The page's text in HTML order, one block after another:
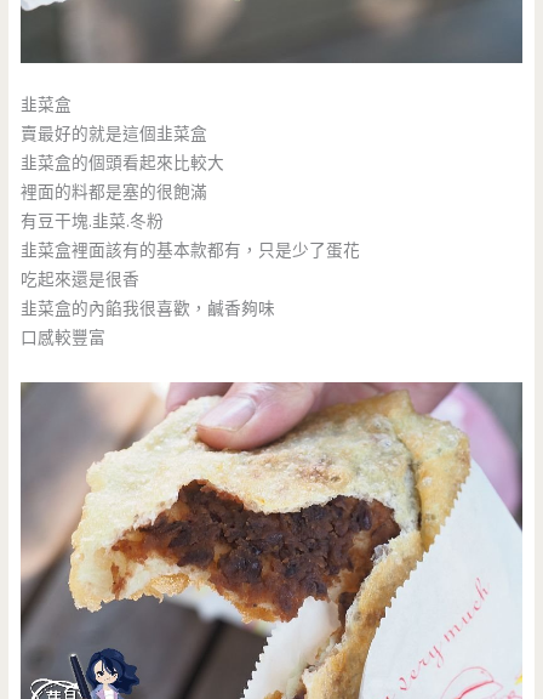
韭菜盒
賣最好的就是這個韭菜盒
韭菜盒的個頭看起來比較大
裡面的料都是塞的很飽滿
有豆干塊.韭菜.冬粉
韭菜盒裡面該有的基本款都有，只是少了蛋花
吃起來還是很香
韭菜盒的內餡我很喜歡，鹹香夠味
口感較豐富